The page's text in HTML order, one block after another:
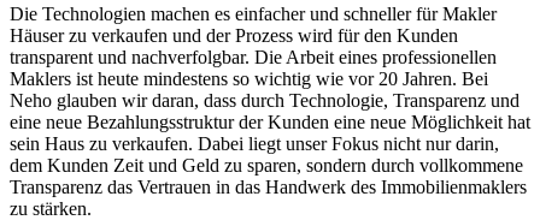
Die Technologien machen es einfacher und schneller für Makler
Häuser zu verkaufen und der Prozess wird für den Kunden
transparent und nachverfolgbar. Die Arbeit eines professionellen
Maklers ist heute mindestens so wichtig wie vor 20 Jahren. Bei
Neho glauben wir daran, dass durch Technologie, Transparenz und
eine neue Bezahlungsstruktur der Kunden eine neue Möglichkeit hat
sein Haus zu verkaufen. Dabei liegt unser Fokus nicht nur darin,
dem Kunden Zeit und Geld zu sparen, sondern durch vollkommene
Transparenz das Vertrauen in das Handwerk des Immobilienmaklers
zu stärken.